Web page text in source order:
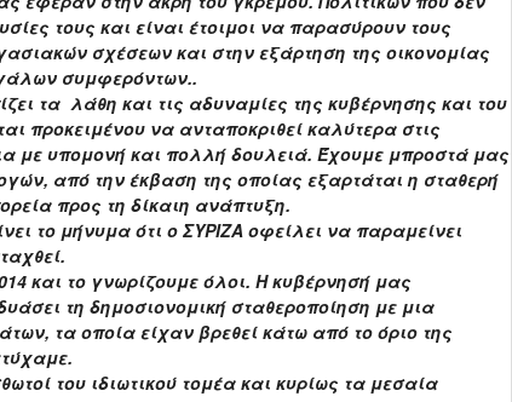
τους και είναι έτοιμοι να παρασύρουν τους
σχέσεων και στην εξάρτηση της οικονομίας
συμφερόντων..
τα λάθη και τις αδυναμίες της κυβέρνησης και του
προκειμένου να ανταποκριθεί καλύτερα στις
με υπομονή και πολλή δουλειά. Έχουμε μπροστά μας
από την έκβαση της οποίας εξαρτάται η σταθερή
προς τη δίκαιη ανάπτυξη.
το μήνυμα ότι ο ΣΥΡΙΖΑ οφείλει να παραμείνει
και το γνωρίζουμε όλοι. Η κυβέρνησή μας
τη δημοσιονομική σταθεροποίηση με μια
τα οποία είχαν βρεθεί κάτω από το όριο της
του ιδιωτικού τομέα και κυρίως τα μεσαία